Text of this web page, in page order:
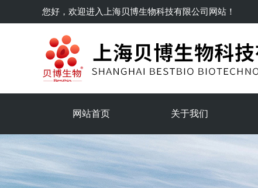
您好，欢迎进入 上海贝博生物科技有限公司网站！
网站首页 关于我们